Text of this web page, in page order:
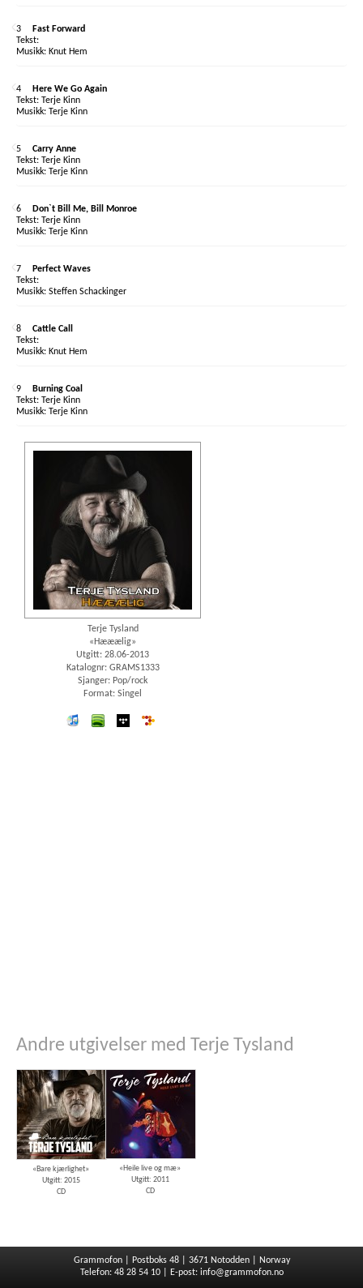
3 Fast Forward
Knut Hem
4
Here We Go Again
Terje Kinn
Terje Kinn
5
Carry Anne
Terje Kinn
Terje Kinn
6
Don`t Bill Me, Bill Monroe
Terje Kinn
Terje Kinn
7 Perfect Waves
Steffen Schackinger
8 Cattle Call
Knut Hem
9
Burning Coal
Terje Kinn
Terje Kinn
Terje Tysland
«Hææælig»
Utgitt: 28.06-2013
Katalognr: GRAMS1333
Sjanger: Pop/rock
Format: Singel
iTunes spotify wimp
Andre utgivelser med Terje Tysland
«Bare kjærlighet»
Utgitt: 2015
CD
«Heile live og mæ»
Utgitt: 2011
CD
Grammofon | Postboks 48 | 3671 Notodden | Norway
Telefon: 48 28 54 10 | E-post: info@grammofon.no